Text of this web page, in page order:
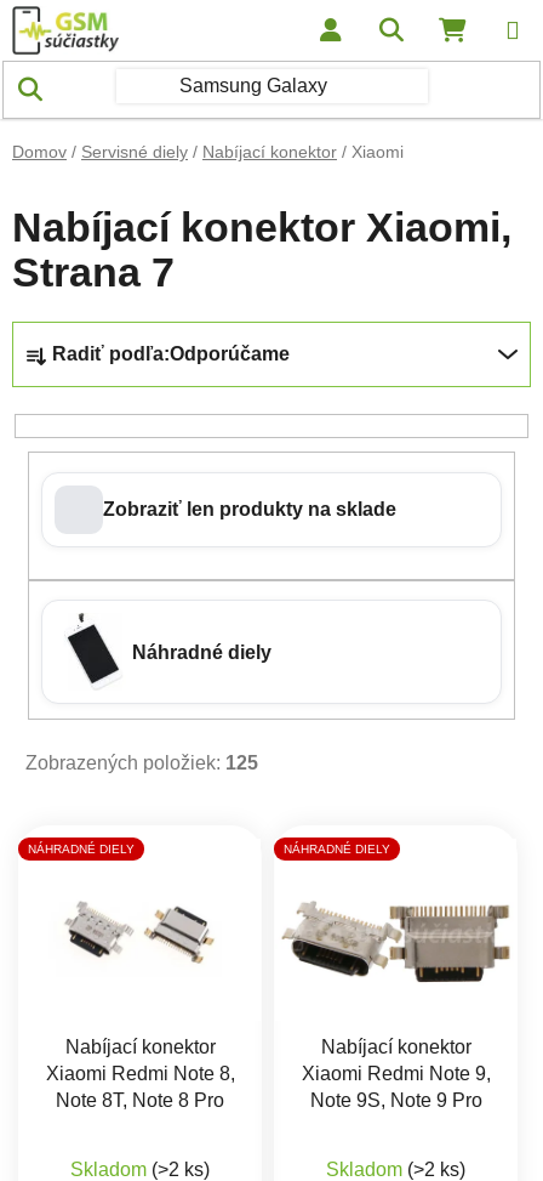
Prejsť na obsah Hľadať
Domov / Servisné diely / Nabíjací konektor / Xiaomi
Nabíjací konektor Xiaomi,
Strana 7
Radiť podľa:Odporúčame
Zobraziť len produkty na sklade
Náhradné diely
Zobrazených položiek: 125
Výpis produktov
NÁHRADNÉ DIELY
Nabíjací konektor
Xiaomi Redmi Note 8,
Note 8T, Note 8 Pro
Skladom (>2 ks)
NÁHRADNÉ DIELY
Nabíjací konektor
Xiaomi Redmi Note 9,
Note 9S, Note 9 Pro
Skladom (>2 ks)